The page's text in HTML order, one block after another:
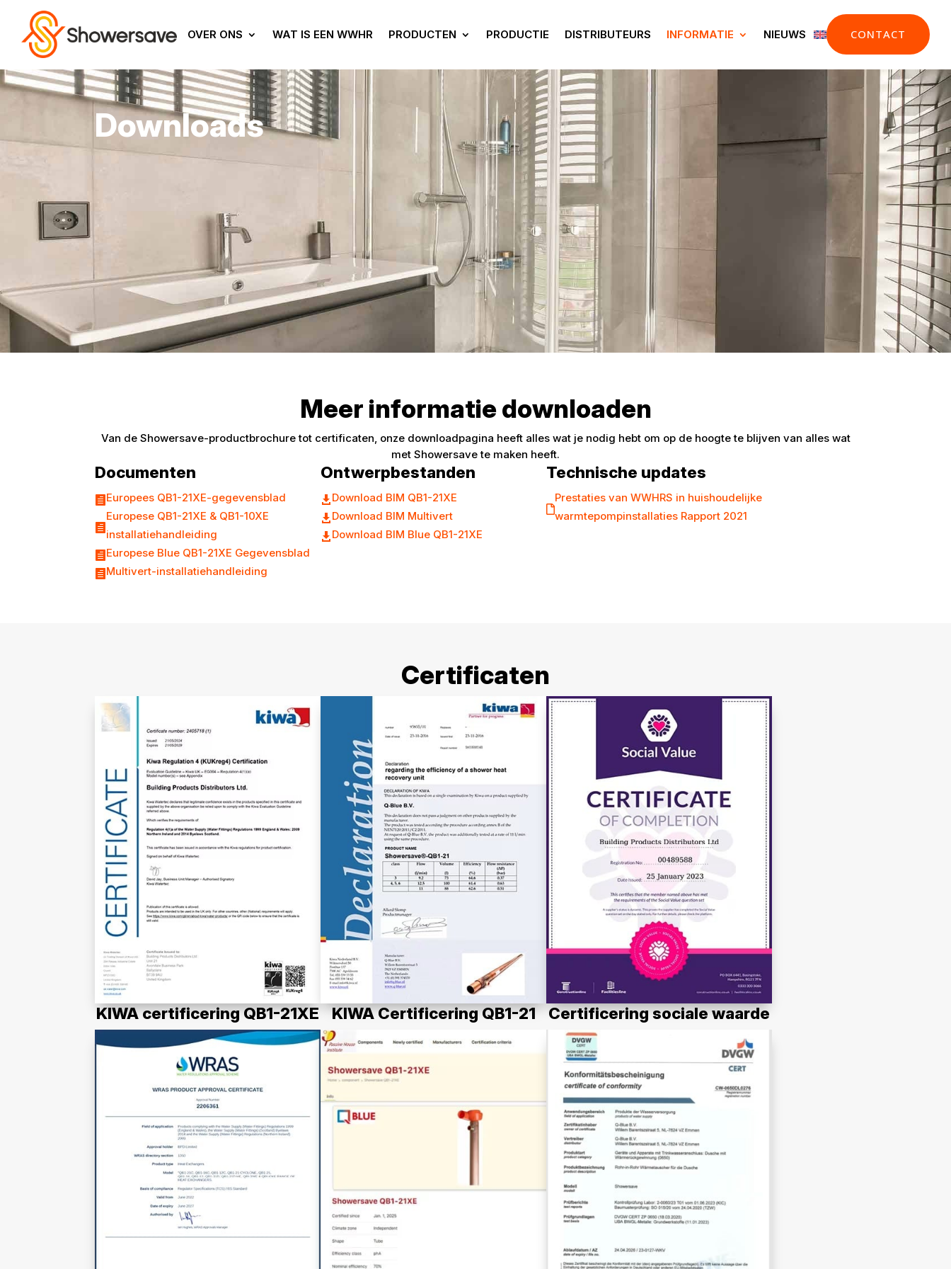
OVER ONS WAT IS EEN WWHR PRODUCTEN PRODUCTIE DISTRIBUTEURS INFORMATIE NIEUWS CONTACT
Downloads
Meer informatie downloaden
Van de Showersave-productbrochure tot certificaten, onze downloadpagina heeft alles wat je nodig hebt om op de hoogte te blijven van alles wat
met Showersave te maken heeft.
Documenten
 Europees QB1-21XE-gegevensblad

Europese QB1-21XE & QB1-10XE
installatiehandleiding
 Europese Blue QB1-21XE Gegevensblad
 Multivert-installatiehandleiding
Ontwerpbestanden
Download BIM QB1-21XE
Download BIM Multivert
Download BIM Blue QB1-21XE
Technische updates

Prestaties van WWHRS in huishoudelijke
warmtepompinstallaties Rapport 2021
Certificaten
KIWA certificering QB1-21XE KIWA Certificering QB1-21 Certificering sociale waarde